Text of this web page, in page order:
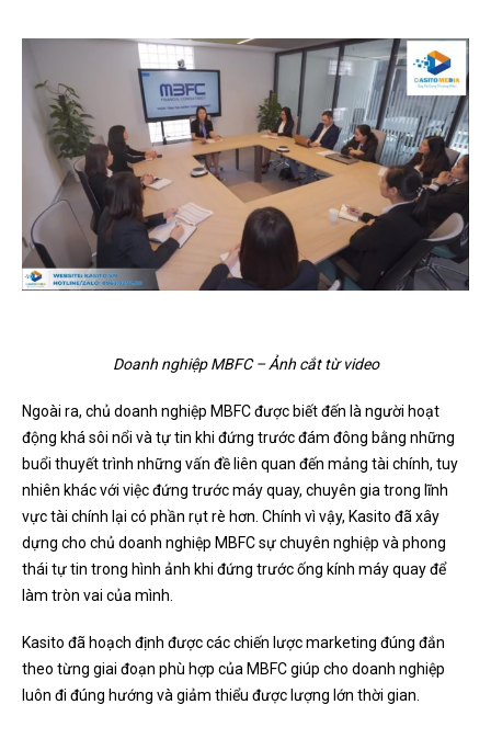
Doanh nghiệp MBFC – Ảnh cắt từ video
Ngoài ra, chủ doanh nghiệp MBFC được biết đến là người hoạt
động khá sôi nổi và tự tin khi đứng trước đám đông bằng những
buổi thuyết trình những vấn đề liên quan đến mảng tài chính, tuy
nhiên khác với việc đứng trước máy quay, chuyên gia trong lĩnh
vực tài chính lại có phần rụt rè hơn. Chính vì vậy, Kasito đã xây
dựng cho chủ doanh nghiệp MBFC sự chuyên nghiệp và phong
thái tự tin trong hình ảnh khi đứng trước ống kính máy quay để
làm tròn vai của mình.
Kasito đã hoạch định được các chiến lược marketing đúng đắn
theo từng giai đoạn phù hợp của MBFC giúp cho doanh nghiệp
luôn đi đúng hướng và giảm thiểu được lượng lớn thời gian.